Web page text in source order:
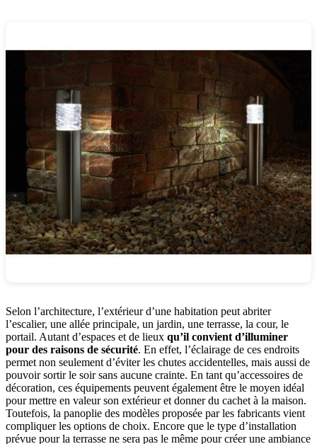
Selon l’architecture, l’extérieur d’une habitation peut abriter
l’escalier, une allée principale, un jardin, une terrasse, la cour, le
portail. Autant d’espaces et de lieux qu’il convient d’illuminer
pour des raisons de sécurité. En effet, l’éclairage de ces endroits
permet non seulement d’éviter les chutes accidentelles, mais aussi de
pouvoir sortir le soir sans aucune crainte. En tant qu’accessoires de
décoration, ces équipements peuvent également être le moyen idéal
pour mettre en valeur son extérieur et donner du cachet à la maison.
Toutefois, la panoplie des modèles proposée par les fabricants vient
compliquer les options de choix. Encore que le type d’installation
prévue pour la terrasse ne sera pas le même pour créer une ambiance